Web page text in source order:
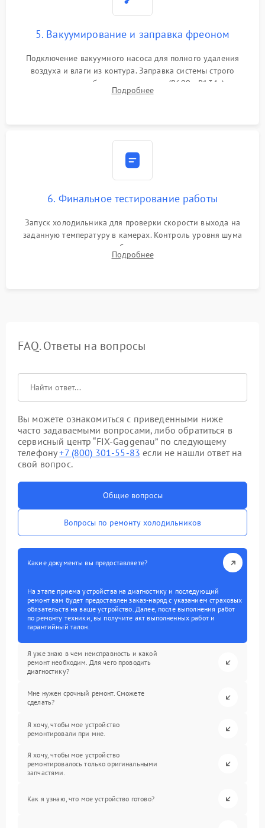
5. Вакуумирование и заправка фреоном
Подключение вакуумного насоса для полного удаления
воздуха и влаги из контура. Заправка системы строго
дозированным объемом хладагента (R600a, R134a) по
электронным весам. Контроль рабочего давления в системе.
Подробнее
6. Финальное тестирование работы
Запуск холодильника для проверки скорости выхода на
заданную температуру в камерах. Контроль уровня шума
компрессора, отсутствия обмерзания стенок и корректного
срабатывания системы автоматической оттайки.
Подробнее
FAQ. Ответы на вопросы
Вы можете ознакомиться с приведенными ниже
часто задаваемыми вопросами, либо обратиться в
сервисный центр “FIX-Gaggenau” по следующему
телефону+7 (800) 301-55-83 если не нашли ответ на
свой вопрос.
Общие вопросы
Вопросы по ремонту холодильников
Какие документы вы предоставляете?
На этапе приема устройства на диагностику и последующий
ремонт вам будет предоставлен заказ-наряд с указанием страховых
обязательств на ваше устройство. Далее, после выполнения работ
по ремонту техники, вы получите акт выполненных работ и
гарантийный талон.
Я уже знаю в чем неисправность и какой
ремонт необходим. Для чего проводить
диагностику?
Мне нужен срочный ремонт. Сможете
сделать?
Я хочу, чтобы мое устройство
ремонтировали при мне.
Я хочу, чтобы мое устройство
ремонтировалось только оригинальными
запчастями.
Как я узнаю, что мое устройство готово?